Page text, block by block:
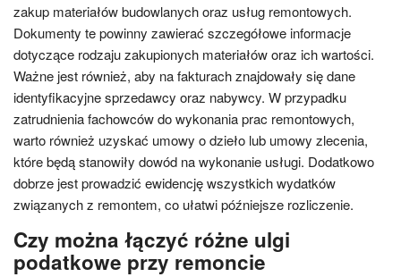
zakup materiałów budowlanych oraz usług remontowych.
Dokumenty te powinny zawierać szczegółowe informacje
dotyczące rodzaju zakupionych materiałów oraz ich wartości.
Ważne jest również, aby na fakturach znajdowały się dane
identyfikacyjne sprzedawcy oraz nabywcy. W przypadku
zatrudnienia fachowców do wykonania prac remontowych,
warto również uzyskać umowy o dzieło lub umowy zlecenia,
które będą stanowiły dowód na wykonanie usługi. Dodatkowo
dobrze jest prowadzić ewidencję wszystkich wydatków
związanych z remontem, co ułatwi późniejsze rozliczenie.
Czy można łączyć różne ulgi
podatkowe przy remoncie